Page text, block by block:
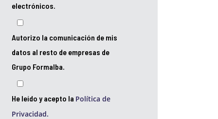
electrónicos.
Autorizo la comunicación de mis
datos al resto de empresas de
Grupo Formalba.
He leído y acepto la Política de
Privacidad.